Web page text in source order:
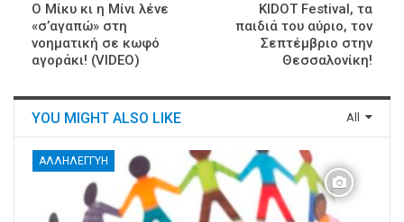
Ο Μίκυ κι η Μίνι λένε
«σ’αγαπώ» στη
νοηματική σε κωφό
αγοράκι! (VIDEO)
KIDOT Festival, τα
παιδιά του αύριο, τον
Σεπτέμβριο στην
Θεσσαλονίκη!
All
YOU MIGHT ALSO LIKE
ΑΛΛΗΛΕΓΓΎΗ